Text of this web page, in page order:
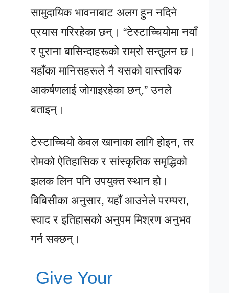
सामुदायिक भावनाबाट अलग हुन नदिने
प्रयास गरिरहेका छन्। “टेस्टाच्चियोमा नयाँ
र पुराना बासिन्दाहरूको राम्रो सन्तुलन छ।
यहाँका मानिसहरूले नै यसको वास्तविक
आकर्षणलाई जोगाइरहेका छन्,” उनले
बताइन्।
टेस्टाच्चियो केवल खानाका लागि होइन, तर
रोमको ऐतिहासिक र सांस्कृतिक समृद्धिको
झलक लिन पनि उपयुक्त स्थान हो।
बिबिसीका अनुसार, यहाँ आउनेले परम्परा,
स्वाद र इतिहासको अनुपम मिश्रण अनुभव
गर्न सक्छन्।
Give Your